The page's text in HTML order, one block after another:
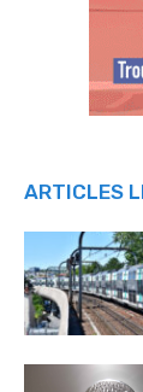
ARTICLES